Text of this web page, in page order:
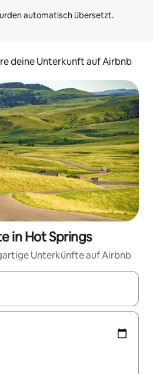
deine Unterkunft auf Airbnb
in Hot Springs
Unterkünfte auf Airbnb
sind, navigiere mit den